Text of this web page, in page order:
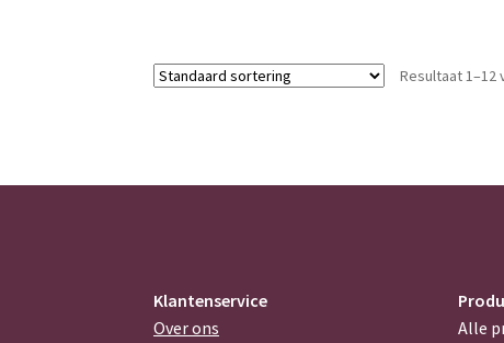
Resultaat
Klantenservice
Over ons
Alle